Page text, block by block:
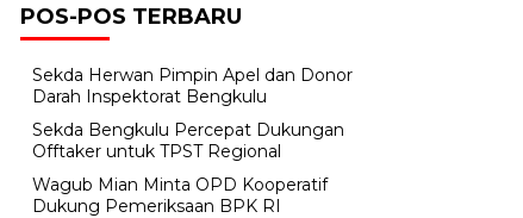
POS-POS TERBARU
Sekda Herwan Pimpin Apel dan Donor
Darah Inspektorat Bengkulu
Sekda Bengkulu Percepat Dukungan
Offtaker untuk TPST Regional
Wagub Mian Minta OPD Kooperatif
Dukung Pemeriksaan BPK RI